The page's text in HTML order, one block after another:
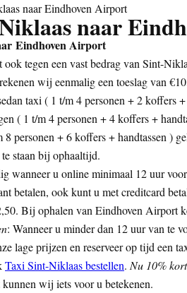
naar Eindhoven Airport
naar
Eindhoven Airport
tegen een vast bedrag van Sint-
wij eenmalig een toeslag van
taxi ( 1 t/m 4 personen + 2 koffers
( 1 t/m 4 personen + 4 koffers +
personen + 6 koffers + handtassen )
staan bij ophaaltijd.
wanneer u online minimaal 12 uur
betalen, ook kunt u met creditcard
Bij ophalen van Eindhoven Airport
: Wanneer u minder dan 12 uur van te
lage prijzen en reserveer op tijd een
Taxi Sint-Niklaas bestellen. Nu 10%
wij iets voor u betekenen.